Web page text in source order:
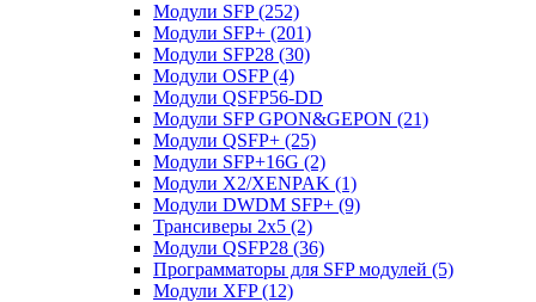
Модули SFP(252)
Модули SFP+ (201)
Модули SFP28 (30)
Модули OSFP(4)
Модули QSFP56-DD
Модули SFP GPON&GEPON (21)
Модули QSFP+ (25)
Модули SFP+16G (2)
Модули X2/XENPAK (1)
Модули DWDM SFP+ (9)
Трансиверы 2x5 (2)
Модули QSFP28 (36)
Программаторы для SFP модулей (5)
Модули XFP(12)